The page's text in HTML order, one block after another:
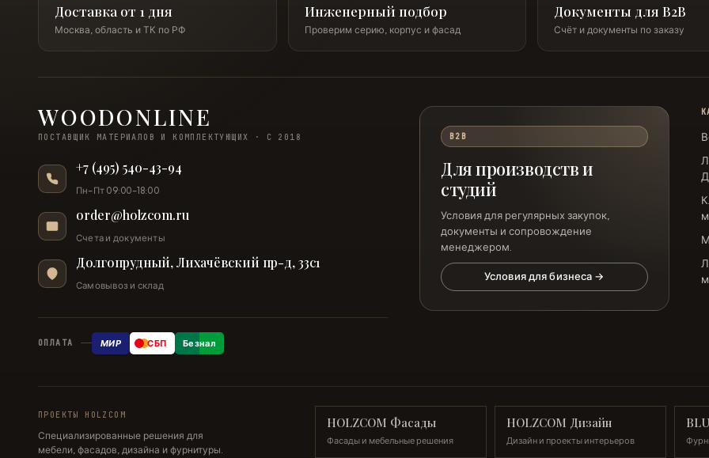
Доставка от 1 дня
Москва, область и ТК по РФ
Инженерный подбор
Проверим серию, корпус и фасад
Документы для B2B
Счёт и документы по заказу
WOODONLINE
ПОСТАВЩИК МАТЕРИАЛОВ И КОМПЛЕКТУЮЩИХ · С 2018
+7 (495) 540-43-94
Пн–Пт 09:00–18:00
order@holzcom.ru
Счета и документы
Долгопрудный, Лихачёвский пр-д, 33с1
Самовывоз и склад
ОПЛАТА МИР СБП Безнал
B2B
Для производств и
студий
Условия для регулярных закупок,
документы и сопровождение
менеджером.
Условия для бизнеса →
ПРОЕКТЫ HOLZCOM
Специализированные решения для
мебели, фасадов, дизайна и фурнитуры.
HOLZCOM Фасады
Фасады и мебельные решения
HOLZCOM Дизайн
Дизайн и проекты интерьеров